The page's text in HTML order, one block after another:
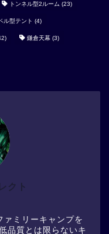
トンネル型2ルーム (23)
ル型テント (4)
鎌倉天幕 (3)
クト
ァミリーキャンプを
品質とは限らないキ